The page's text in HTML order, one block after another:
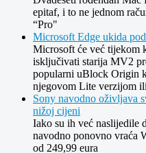
epitaf, i to ne jednom
“Pro"
Microsoft Edge ukida
Microsoft će već tijekom
isključivati starija MV2
popularni uBlock Origin
njegovom Lite verzijom
Sony navodno oživljava
nižoj cijeni
Iako su ih već naslijedile
navodno ponovno vraća
od 249,99 eura